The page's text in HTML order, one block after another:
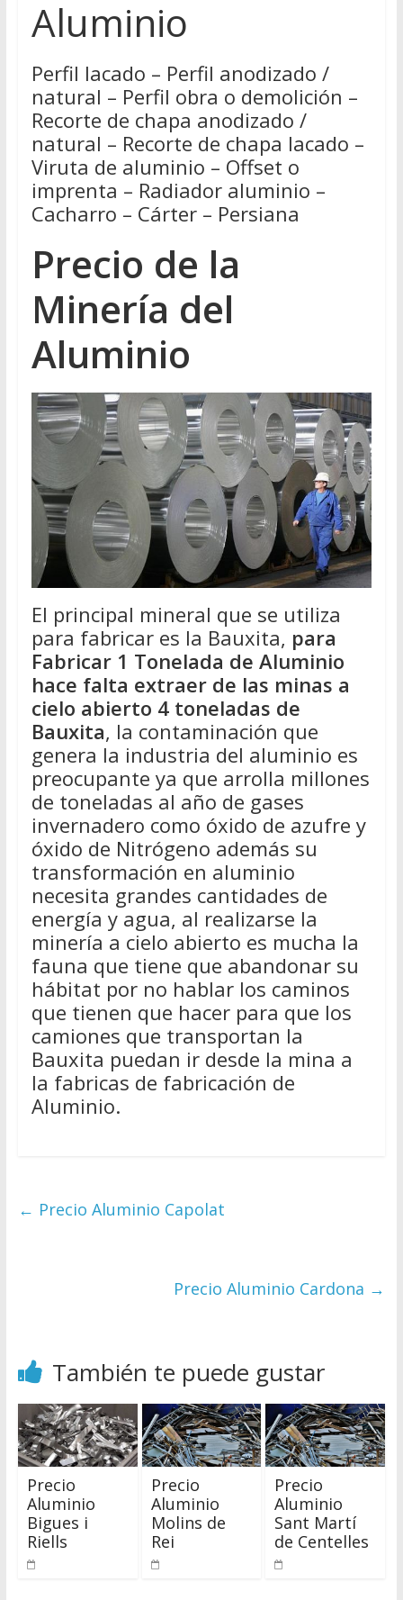
Aluminio
Perfil lacado – Perfil anodizado /
natural – Perfil obra o demolición –
Recorte de chapa anodizado /
natural – Recorte de chapa lacado –
Viruta de aluminio – Offset o
imprenta – Radiador aluminio –
Cacharro – Cárter – Persiana
Precio de la
Minería del
Aluminio
El principal mineral que se utiliza
para fabricar es la Bauxita, para
Fabricar 1 Tonelada de Aluminio
hace falta extraer de las minas a
cielo abierto 4 toneladas de
Bauxita, la contaminación que
genera la industria del aluminio es
preocupante ya que arrolla millones
de toneladas al año de gases
invernadero como óxido de azufre y
óxido de Nitrógeno además su
transformación en aluminio
necesita grandes cantidades de
energía y agua, al realizarse la
minería a cielo abierto es mucha la
fauna que tiene que abandonar su
hábitat por no hablar los caminos
que tienen que hacer para que los
camiones que transportan la
Bauxita puedan ir desde la mina a
la fabricas de fabricación de
Aluminio.
← Precio Aluminio Capolat
Precio Aluminio Cardona →
También te puede gustar
Precio
Aluminio
Bigues i
Riells
Precio
Aluminio
Molins de
Rei
Precio
Aluminio
Sant Martí
de Centelles